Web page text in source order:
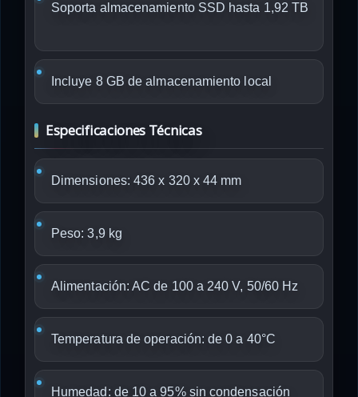
Soporta almacenamiento SSD hasta 1,92 TB
Incluye 8 GB de almacenamiento local
Especificaciones Técnicas
Dimensiones: 436 x 320 x 44 mm
Peso: 3,9 kg
Alimentación: AC de 100 a 240 V, 50/60 Hz
Temperatura de operación: de 0 a 40°C
Humedad: de 10 a 95% sin condensación